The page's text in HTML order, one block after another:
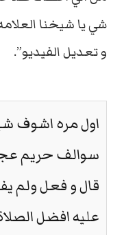
شي يا شيخنا
و تعديل الفيديو”.
اول مره اشوف
سوالف حريم
قال و فعل ولم
عليه افضل